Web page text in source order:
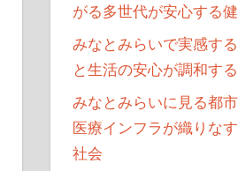
がる多世代が安心する
みなとみらいで実感す
と生活の安心が調和す
みなとみらいに見る都
医療インフラが織りな
社会